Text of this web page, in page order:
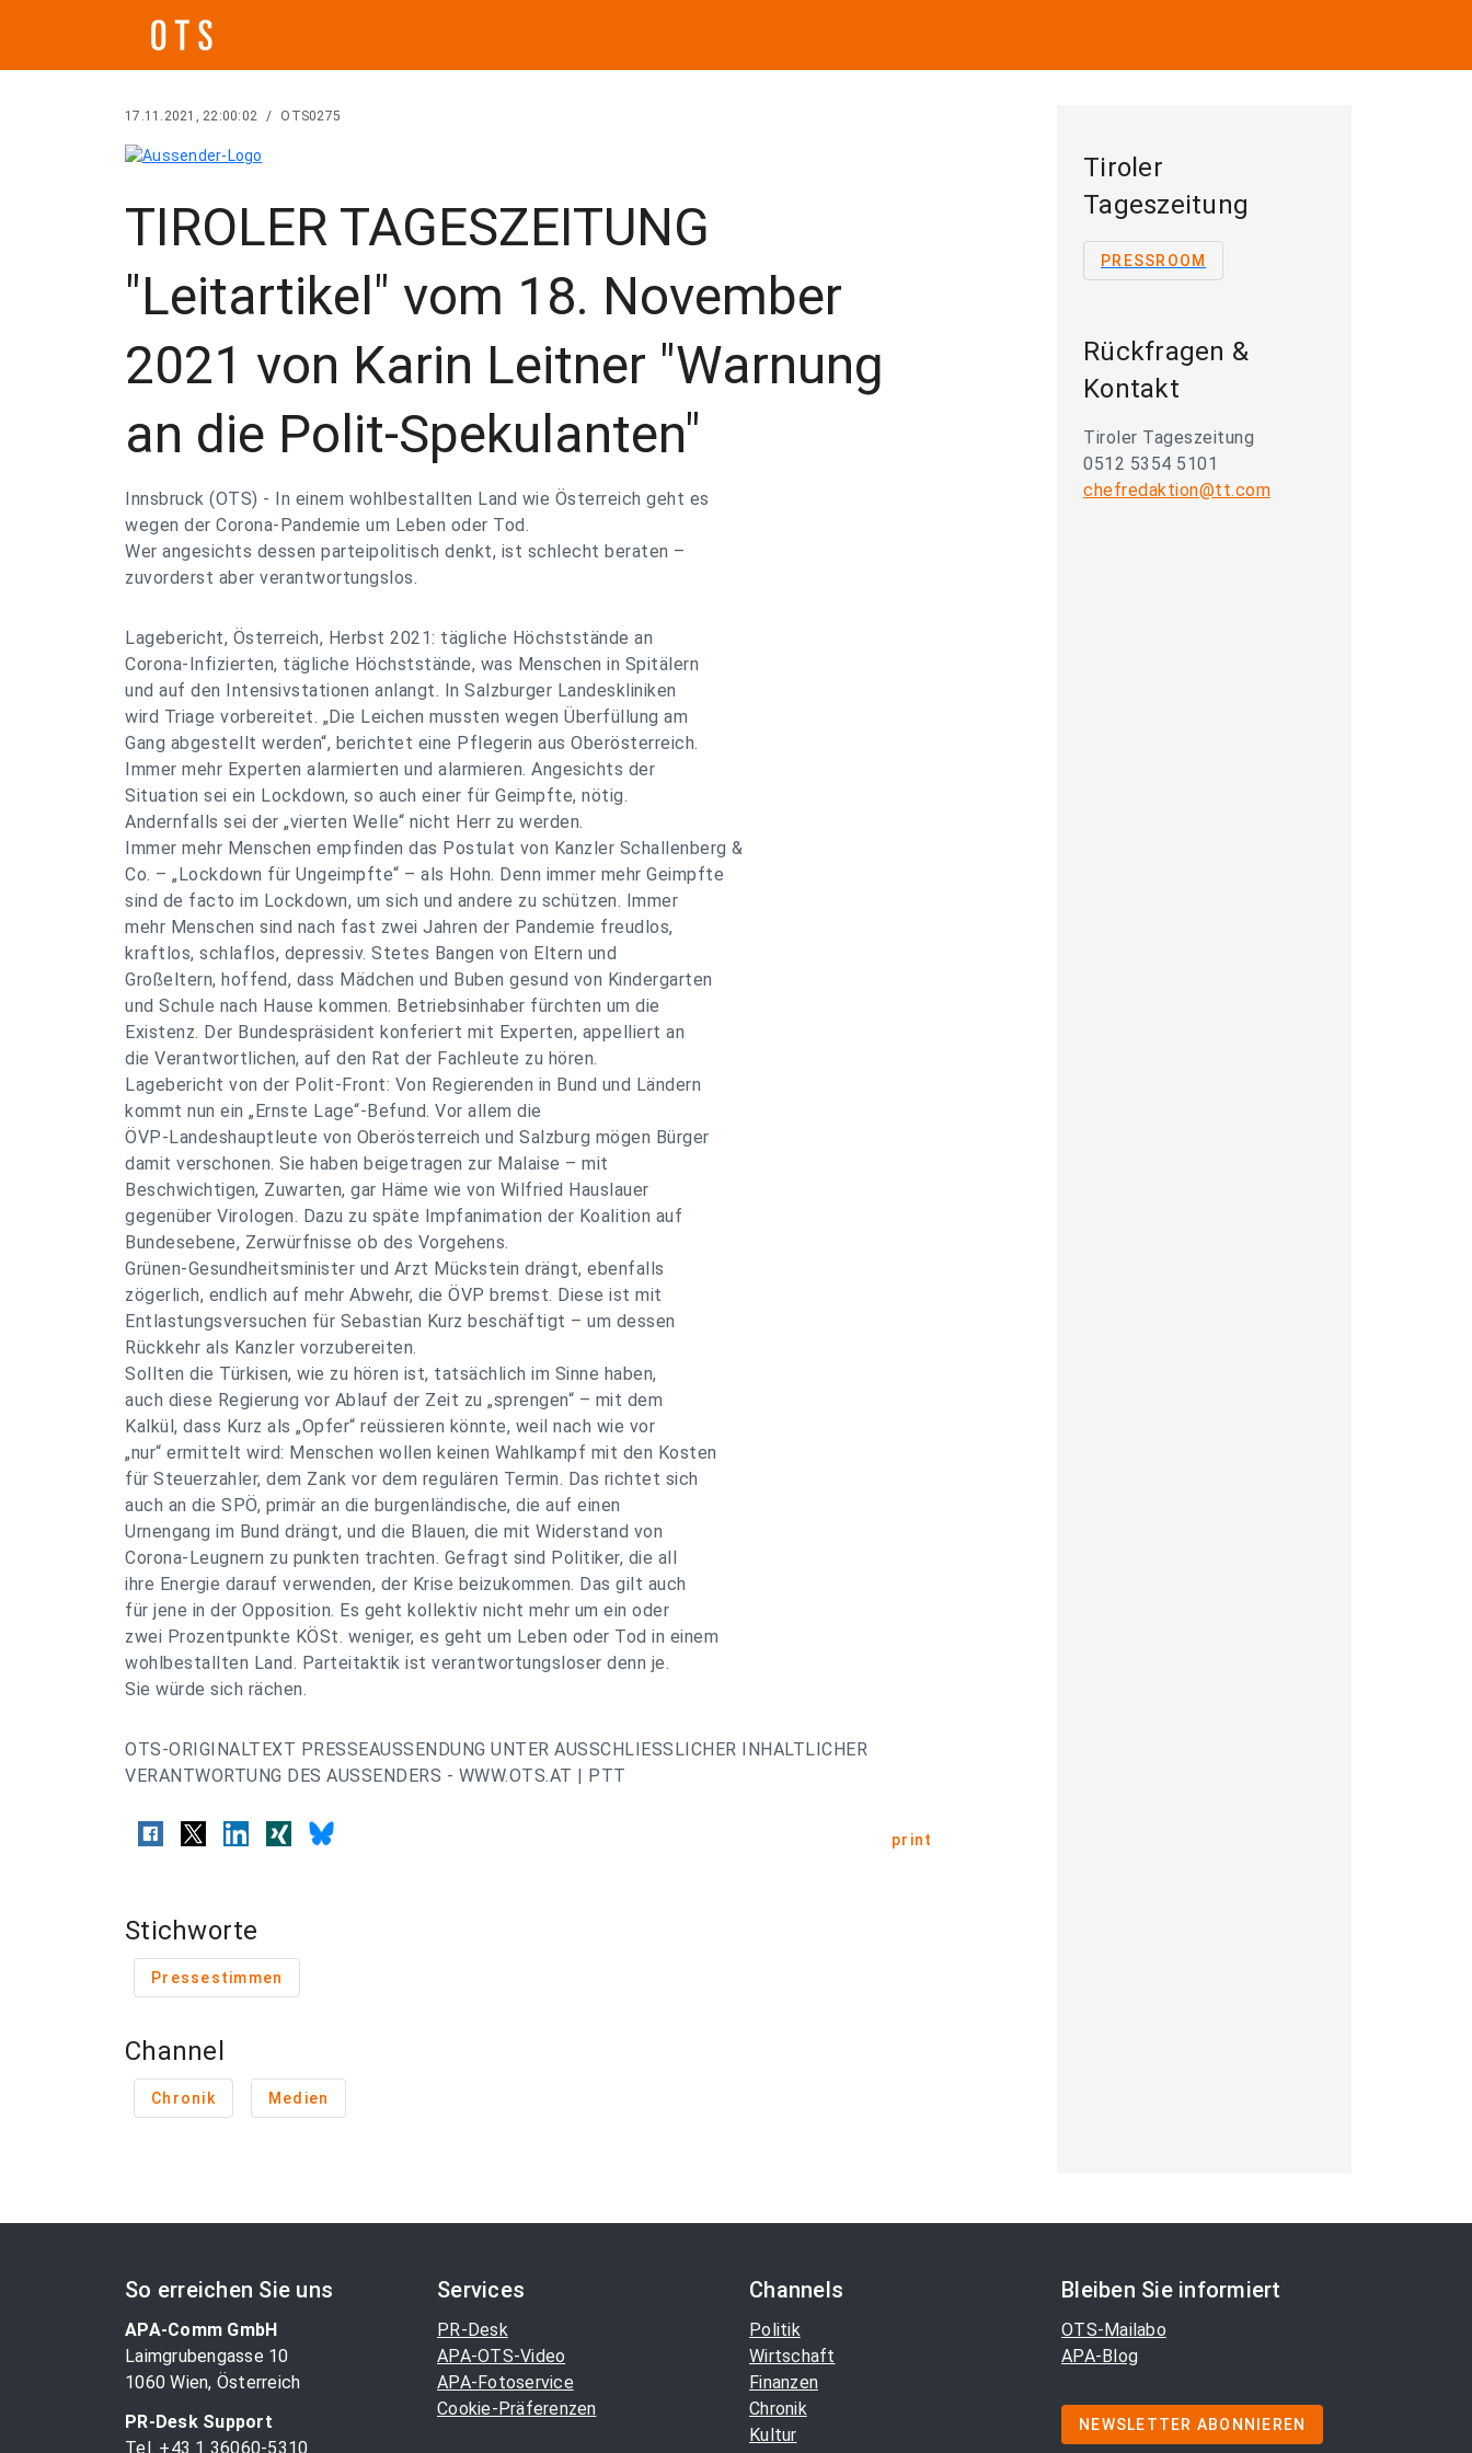
17.11.2021, 22:00:02 / OTS0275
TIROLER TAGESZEITUNG
"Leitartikel" vom 18. November
2021 von Karin Leitner "Warnung
an die Polit-Spekulanten"
Innsbruck (OTS) - In einem wohlbestallten Land wie Österreich geht es
wegen der Corona-Pandemie um Leben oder Tod.
Wer angesichts dessen parteipolitisch denkt, ist schlecht beraten –
zuvorderst aber verantwortungslos.
Lagebericht, Österreich, Herbst 2021: tägliche Höchststände an
Corona-Infizierten, tägliche Höchststände, was Menschen in Spitälern
und auf den Intensivstationen anlangt. In Salzburger Landeskliniken
wird Triage vorbereitet. „Die Leichen mussten wegen Überfüllung am
Gang abgestellt werden“, berichtet eine Pflegerin aus Oberösterreich.
Immer mehr Experten alarmierten und alarmieren. Angesichts der
Situation sei ein Lockdown, so auch einer für Geimpfte, nötig.
Andernfalls sei der „vierten Welle“ nicht Herr zu werden.
Immer mehr Menschen empfinden das Postulat von Kanzler Schallenberg &
Co. – „Lockdown für Ungeimpfte“ – als Hohn. Denn immer mehr Geimpfte
sind de facto im Lockdown, um sich und andere zu schütze­n. Immer
mehr Menschen sind nach fast zwei Jahren der Pandemie freudlos,
kraftlos, schlaflos, depressiv. Stetes Bangen von Eltern und
Großeltern, hoffend, dass Mädchen und Buben gesund von Kindergarten
und Schule nach Hause kommen. Betriebsinhaber fürchten um die
Existenz. Der Bundespräsident konferiert mit Experten, appelliert an
die Verantwortlichen, auf den Rat der Fachleute zu hören.
Lagebericht von der Polit-Front: Von Regierenden in Bund und Ländern
kommt nun ein „Ernste Lage“-Befund. Vor allem die
ÖVP-Landeshauptleute von Oberösterreich und Salzburg mögen Bürger
damit verschonen. Sie haben beigetragen zur Malaise – mit
Beschwichtigen, Zuwarten, gar Häme wie von Wilfried Hauslauer
gegenüber Virologen. Dazu zu späte Impfanimation der Koalition auf
Bundesebene, Zerwürfnisse ob des Vorgehens.
Grünen-Gesundheits­minister und Arzt Mückstein drängt, ebenfalls
zögerlich, endlich auf mehr Abwehr, die ÖVP bremst. Diese ist mit
Entlastungsversuchen für Sebastian Kurz beschäftigt – um dessen
Rückkehr als Kanzler vorzubereiten.
Sollten die Türkisen, wie zu hören ist, tatsächlich im Sinne haben,
auch diese Regierung vor Ablauf der Zeit zu „sprengen“ – mit dem
Kalkül, dass Kurz als „Opfer“ reüssieren könnte, weil nach wie vor
„nur“ ermittelt wird: Menschen wollen keinen Wahlkampf mit den Kosten
für Steuerzahler, dem Zank vor dem regulären Termin. Das richtet sich
auch an die SPÖ, primär an die burgenländische, die auf einen
Urnengang im Bund drängt, und die Blauen, die mit Widerstand von
Corona-Leugnern zu punkten trachten. Gefragt sind Politiker, die all
ihre Energie darauf verwenden, der Krise beizukommen. Das gilt auch
für jene in der Opposition. Es geht kollektiv nicht mehr um ein oder
zwei Prozentpunkte KÖSt. weniger, es geht um Leben oder Tod in einem
wohl­bestallten Land. Partei­taktik ist verantwortungsloser denn je.
Sie würde sich rächen.
OTS-ORIGINALTEXT PRESSEAUSSENDUNG UNTER AUSSCHLIESSLICHER INHALTLICHER
VERANTWORTUNG DES AUSSENDERS - WWW.OTS.AT | PTT
print
Stichworte
Pressestimmen
Channel
Chronik Medien
Tiroler
Tageszeitung
PRESSROOM
Rückfragen &
Kontakt
Tiroler Tageszeitung
0512 5354 5101
chefredaktion@tt.com
So erreichen Sie uns
APA-Comm GmbH
Laimgrubengasse 10
1060 Wien, Österreich
PR-Desk Support
Tel. +43 1 36060-5310
Services
PR-Desk
APA-OTS-Video
APA-Fotoservice
Cookie-Präferenzen
Channels
Politik
Wirtschaft
Finanzen
Chronik
Kultur
Bleiben Sie informiert
OTS-Mailabo
APA-Blog
NEWSLETTER ABONNIEREN